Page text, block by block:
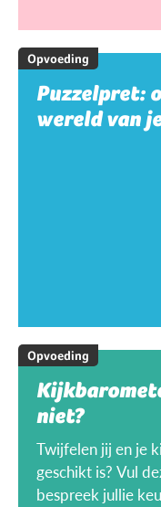
Opvoeding
Puzzelpret:
wereld van
Opvoeding
niet?
Twijfelen jij en je
geschikt is? Vul
bespreek jullie